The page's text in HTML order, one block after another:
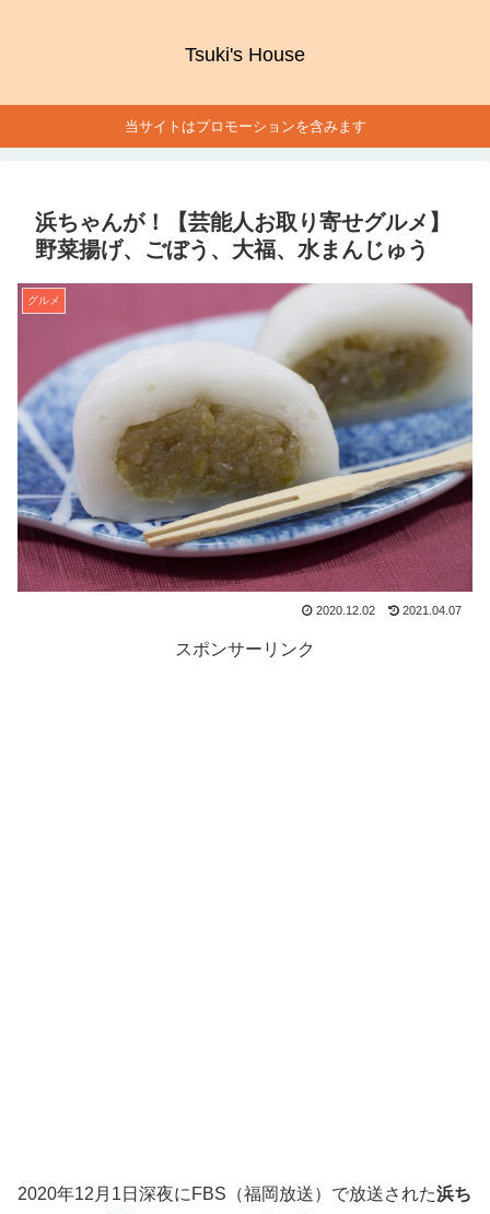
Tsuki's House
当サイトはプロモーションを含みます
浜ちゃんが！【芸能人お取り寄せグルメ】
野菜揚げ、ごぼう、大福、水まんじゅう
グルメ
2020.12.02 2021.04.07
スポンサーリンク
2020年12月1日深夜にFBS（福岡放送）で放送された浜ち